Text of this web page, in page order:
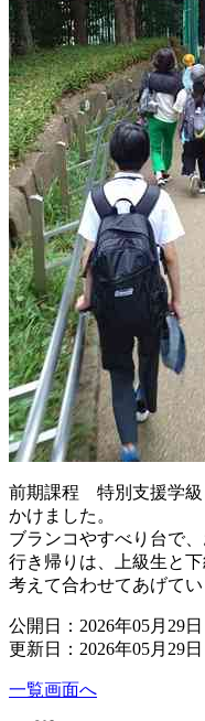
前期課程 特別支援学
かけました。
ブランコやすべり台で
行き帰りは、上級生と
考えて合わせてあげてい
公開日：2026年05月29日
更新日：2026年05月29日
一覧画面へ